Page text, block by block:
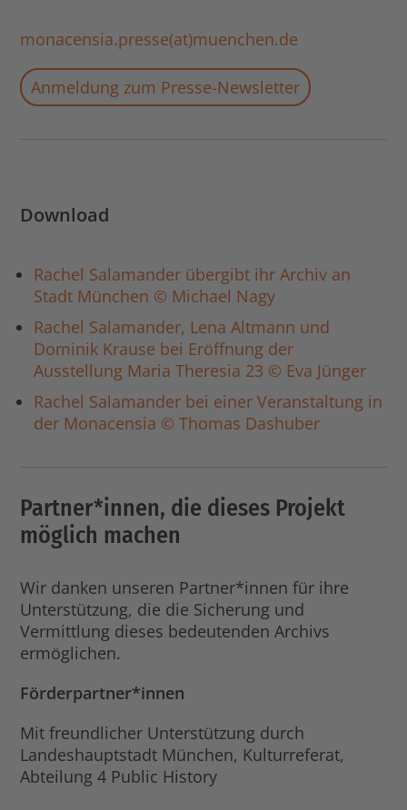
monacensia.presse(at)muenchen.de
Anmeldung zum Presse-Newsletter
Download
Rachel Salamander übergibt ihr Archiv an
Stadt München © Michael Nagy
Rachel Salamander, Lena Altmann und
Dominik Krause bei Eröffnung der
Ausstellung Maria Theresia 23 © Eva Jünger
Rachel Salamander bei einer Veranstaltung in
der Monacensia © Thomas Dashuber
Partner*innen, die dieses Projekt
möglich machen
Wir danken unseren Partner*innen für ihre
Unterstützung, die die Sicherung und
Vermittlung dieses bedeutenden Archivs
ermöglichen.
Förderpartner*innen
Mit freundlicher Unterstützung durch
Landeshauptstadt München, Kulturreferat,
Abteilung 4 Public History